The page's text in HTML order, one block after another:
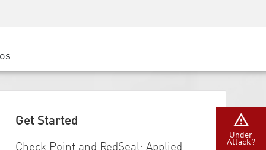
Get Started
Check Point and RedSeal: Applied
Under
Attack?